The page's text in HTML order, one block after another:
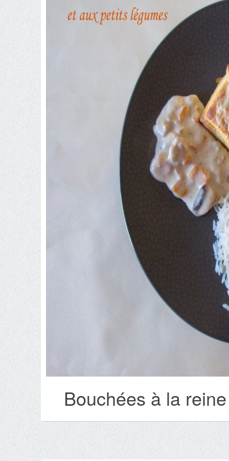
Bouchées à la